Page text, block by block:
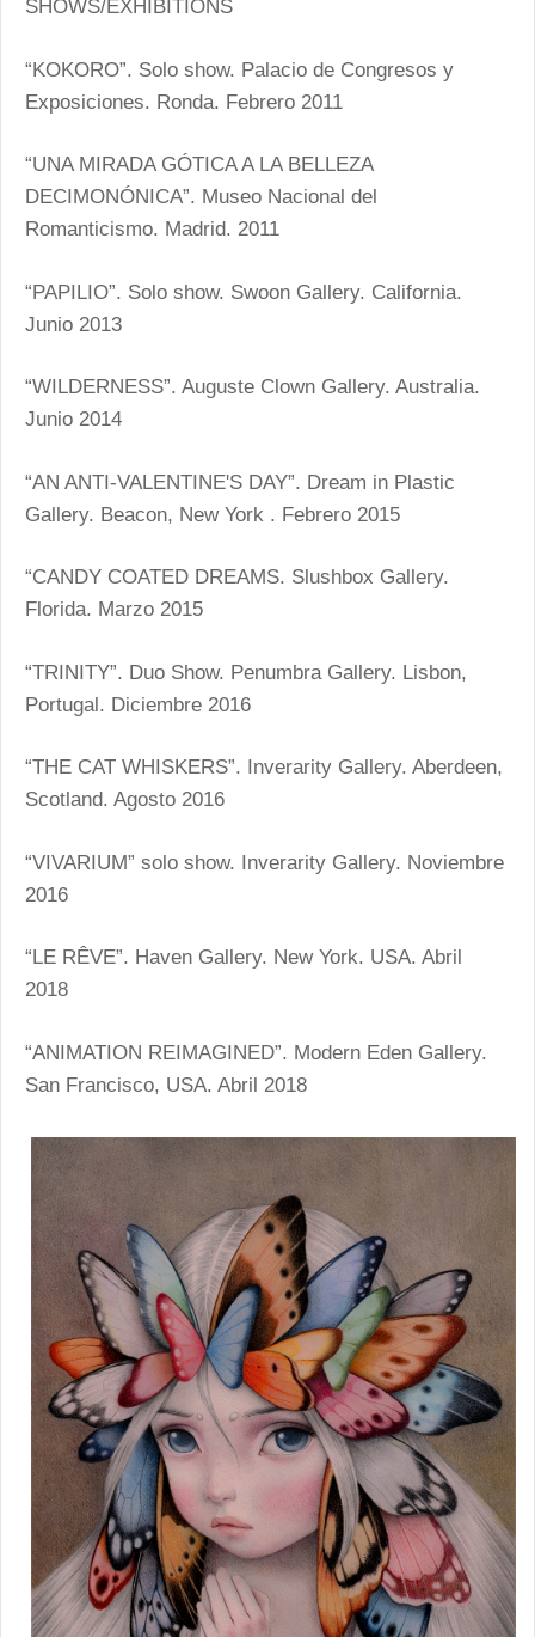
SHOWS/EXHIBITIONS
“KOKORO”. Solo show. Palacio de Congresos y
Exposiciones. Ronda. Febrero 2011
“UNA MIRADA GÓTICA A LA BELLEZA
DECIMONÓNICA”. Museo Nacional del
Romanticismo. Madrid. 2011
“PAPILIO”. Solo show. Swoon Gallery. California.
Junio 2013
“WILDERNESS”. Auguste Clown Gallery. Australia.
Junio 2014
“AN ANTI-VALENTINE'S DAY”. Dream in Plastic
Gallery. Beacon, New York . Febrero 2015
“CANDY COATED DREAMS. Slushbox Gallery.
Florida. Marzo 2015
“TRINITY”. Duo Show. Penumbra Gallery. Lisbon,
Portugal. Diciembre 2016
“THE CAT WHISKERS”. Inverarity Gallery. Aberdeen,
Scotland. Agosto 2016
“VIVARIUM” solo show. Inverarity Gallery. Noviembre
2016
“LE RÊVE”. Haven Gallery. New York. USA. Abril
2018
“ANIMATION REIMAGINED”. Modern Eden Gallery.
San Francisco, USA. Abril 2018